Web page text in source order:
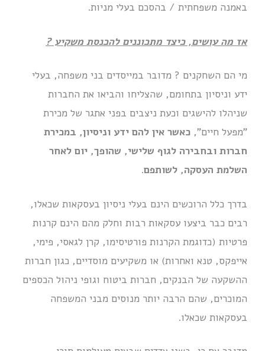
באמנה משפחתית / בהסכם בעלי מניות.
אז מה עושים, כיצד מתכוננים להכנסת משקיע ?
מי הם השחקנים ? מדובר במייסדים בני משפחה, בעלי
ידע וניסיון בתחומם, שהצליחו והביאו את החברות
שניהלו להישגים וכעת ניצבים בפני אתגר של מכירת
"מפעל חיים", כאשר אין להם ידע וניסיון, במכירת
חברות ובחבירה לגוף שלישי, שהופך, יום לאחר
השלמת העסקה, לשותפם.
בדרך כלל הרוכשים הינם בעלי ניסיון בעסקאות שכאלו,
רבים כבר ביצעו עסקאות רבות וחלק מהם הינם קרנות
פרטיות (כדוגמת הקרנות פורטיסימו, קרן לגאסי, פימי,
אייפקס, טנא ואחרות) או משקיעים מוסדיים, כגון חברות
ההשקעה של הבנקים, חברות ביטוח וגופי ניהול הכספים
המוכרים, שהם הרבה יותר מנוסים מבני המשפחה
בעסקאות שכאלו.